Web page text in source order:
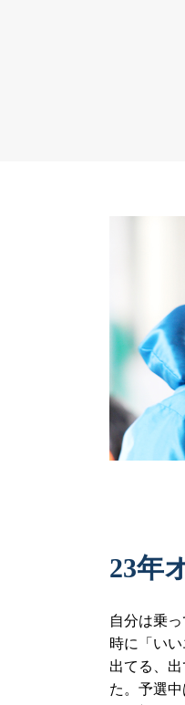
23年
自分は乗
時に「い
出てる、
た。予選